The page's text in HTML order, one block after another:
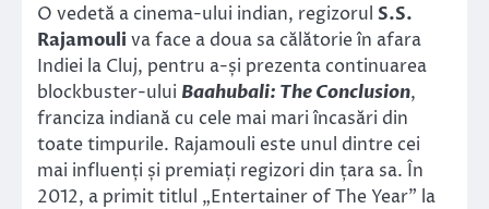
O vedetă a cinema-ului indian, regizorul S.S.
Rajamouli va face a doua sa călătorie în afara
Indiei la Cluj, pentru a-și prezenta continuarea
blockbuster-ului Baahubali: The Conclusion,
franciza indiană cu cele mai mari încasări din
toate timpurile. Rajamouli este unul dintre cei
mai influenți și premiați regizori din țara sa. În
2012, a primit titlul „Entertainer of The Year” la